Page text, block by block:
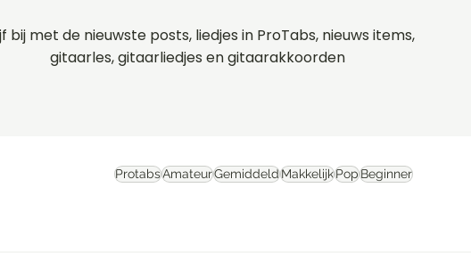
bij met de nieuwste posts, liedjes in ProTabs, nieuws items,
gitaarles, gitaarliedjes en gitaarakkoorden
ProtabsAmateurGemiddeldMakkelijkPopBeginner